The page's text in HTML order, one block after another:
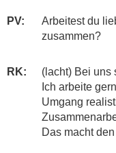
PV:
Arbeitest du
zusammen?
RK:
(lacht) Bei uns
Ich arbeite
Umgang
Das macht